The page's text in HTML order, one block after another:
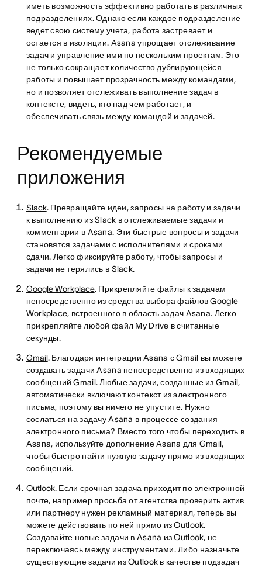
иметь возможность эффективно работать в различных
подразделениях. Однако если каждое подразделение
ведет свою систему учета, работа застревает и
остается в изоляции. Asana упрощает отслеживание
задач и управление ими по нескольким проектам. Это
не только сокращает количество дублирующейся
работы и повышает прозрачность между командами,
но и позволяет отслеживать выполнение задач в
контексте, видеть, кто над чем работает, и
обеспечивать связь между командой и задачей.
Рекомендуемые
приложения
Slack. Превращайте идеи, запросы на работу и задачи
к выполнению из Slack в отслеживаемые задачи и
комментарии в Asana. Эти быстрые вопросы и задачи
становятся задачами с исполнителями и сроками
сдачи. Легко фиксируйте работу, чтобы запросы и
задачи не терялись в Slack.
Google Workplace. Прикрепляйте файлы к задачам
непосредственно из средства выбора файлов Google
Workplace, встроенного в область задач Asana. Легко
прикрепляйте любой файл My Drive в считанные
секунды.
Gmail. Благодаря интеграции Asana с Gmail вы можете
создавать задачи Asana непосредственно из входящих
сообщений Gmail. Любые задачи, созданные из Gmail,
автоматически включают контекст из электронного
письма, поэтому вы ничего не упустите. Нужно
сослаться на задачу Asana в процессе создания
электронного письма? Вместо того чтобы переходить в
Asana, используйте дополнение Asana для Gmail,
чтобы быстро найти нужную задачу прямо из входящих
сообщений.
Outlook. Если срочная задача приходит по электронной
почте, например просьба от агентства проверить актив
или партнеру нужен рекламный материал, теперь вы
можете действовать по ней прямо из Outlook.
Создавайте новые задачи в Asana из Outlook, не
переключаясь между инструментами. Либо назначьте
существующие задачи из Outlook в качестве подзадач